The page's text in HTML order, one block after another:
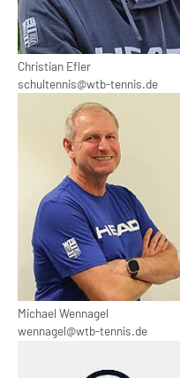
Christian Efler
schultennis@wtb-tennis.de
Show larger version
Michael Wennagel
wennagel@wtb-tennis.de